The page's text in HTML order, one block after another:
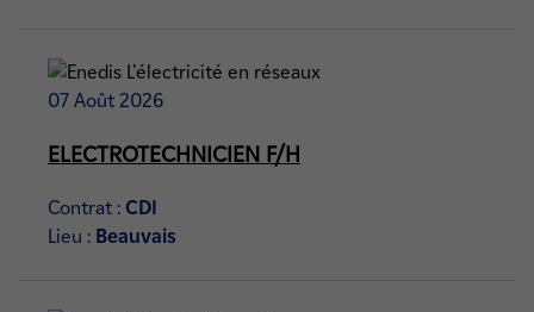
07 Août 2026
ELECTROTECHNICIEN F/H
Contrat : CDI
Lieu : Beauvais